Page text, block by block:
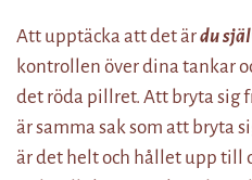
Att upptäcka att det ärdu
kontrollen över dina tankar
det röda pillret. Att bryta sig
är samma sak som att bryta
är det helt och hållet upp till